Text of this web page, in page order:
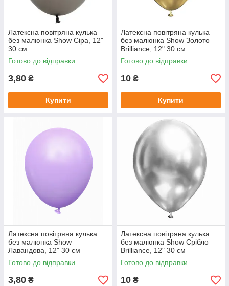
Латексна повітряна кулька
без малюнка Show Сіра, 12"
30 см
Готово до відправки
3,80 ₴
Купити
Латексна повітряна кулька
без малюнка Show Золото
Brilliance, 12" 30 см
Готово до відправки
10 ₴
Купити
Латексна повітряна кулька
без малюнка Show
Лавандова, 12" 30 см
Готово до відправки
3,80 ₴
Латексна повітряна кулька
без малюнка Show Срібло
Brilliance, 12" 30 см
Готово до відправки
10 ₴